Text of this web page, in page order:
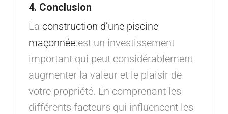
4. Conclusion
La construction d’une piscine
maçonnée est un investissement
important qui peut considérablement
augmenter la valeur et le plaisir de
votre propriété. En comprenant les
différents facteurs qui influencent les